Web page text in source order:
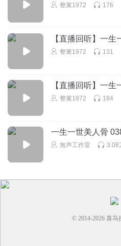
听友380141119
故事精彩又好听！
回复
踏阳沐歌
从这张开始 背景音多余
2025-07-18
整篱1972 176
【直播回听】一生
整篱1972 131
【直播回听】一生
整篱1972 184
一生一世美人骨
無声工作室 3.08
© 2014-2026 喜马